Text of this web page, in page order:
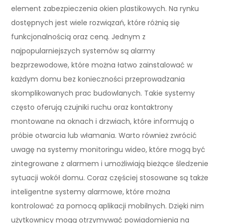
element zabezpieczenia okien plastikowych. Na rynku
dostępnych jest wiele rozwiązań, które różnią się
funkcjonalnością oraz ceną. Jednym z
najpopularniejszych systemów są alarmy
bezprzewodowe, które można łatwo zainstalować w
każdym domu bez konieczności przeprowadzania
skomplikowanych prac budowlanych. Takie systemy
często oferują czujniki ruchu oraz kontaktrony
montowane na oknach i drzwiach, które informują o
próbie otwarcia lub włamania. Warto również zwrócić
uwagę na systemy monitoringu wideo, które mogą być
zintegrowane z alarmem i umożliwiają bieżące śledzenie
sytuacji wokół domu. Coraz częściej stosowane są także
inteligentne systemy alarmowe, które można
kontrolować za pomocą aplikacji mobilnych. Dzięki nim
użytkownicy mogą otrzymywać powiadomienia na